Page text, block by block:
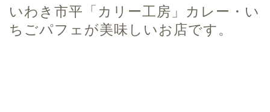
いわき市平「カリー工房」カレー・い
ちごパフェが美味しいお店です。